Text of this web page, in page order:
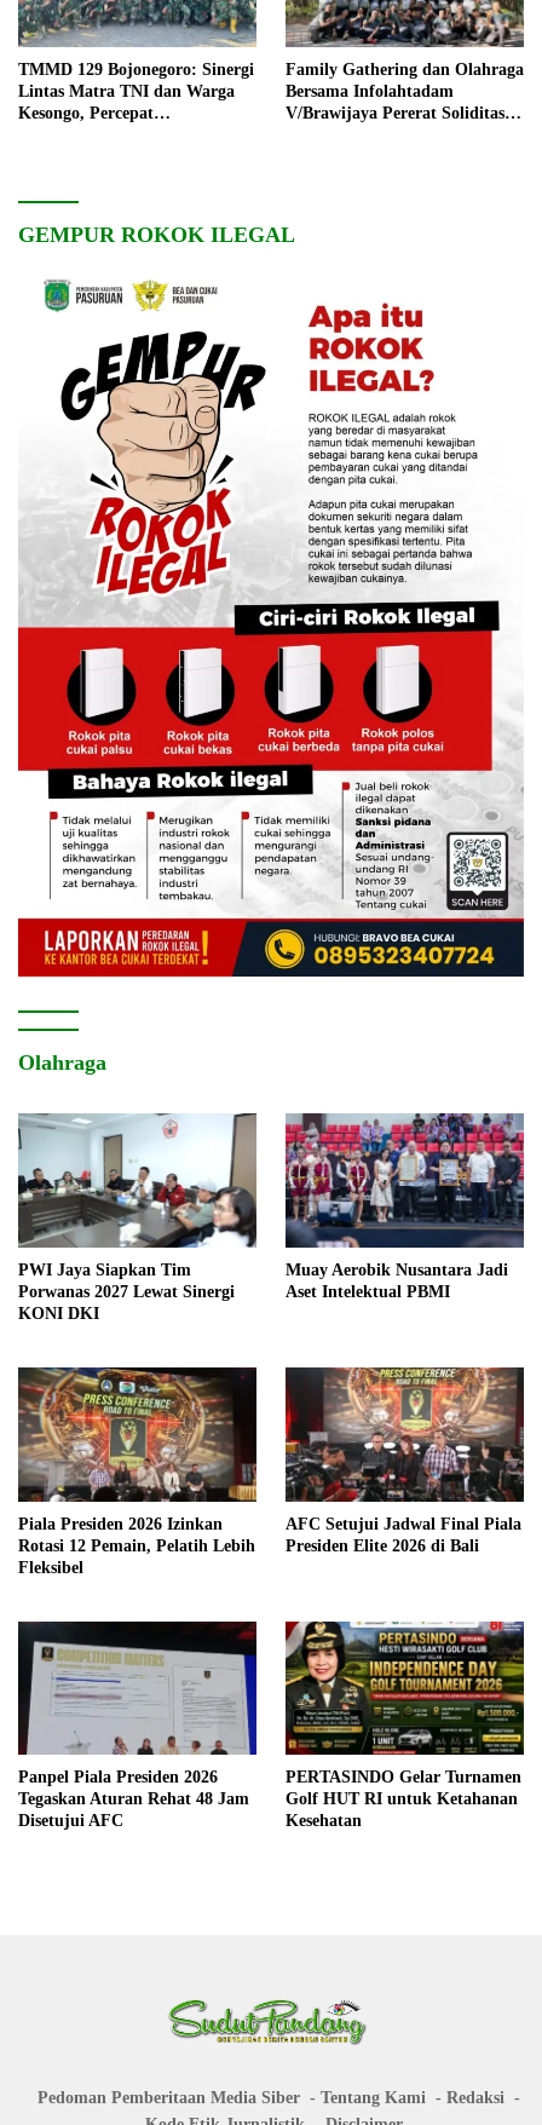
TMMD 129 Bojonegoro: Sinergi
Lintas Matra TNI dan Warga
Kesongo, Percepat
Family Gathering dan Olahraga
Bersama Infolahtadam
V/Brawijaya Pererat Soliditas
GEMPUR ROKOK ILEGAL
Olahraga
PWI Jaya Siapkan Tim
Porwanas 2027 Lewat Sinergi
KONI DKI
Muay Aerobik Nusantara Jadi
Aset Intelektual PBMI
Piala Presiden 2026 Izinkan
Rotasi 12 Pemain, Pelatih Lebih
Fleksibel
AFC Setujui Jadwal Final Piala
Presiden Elite 2026 di Bali
Panpel Piala Presiden 2026
Tegaskan Aturan Rehat 48 Jam
Disetujui AFC
PERTASINDO Gelar Turnamen
Golf HUT RI untuk Ketahanan
Kesehatan
Pedoman Pemberitaan Media Siber Tentang Kami
Redaksi